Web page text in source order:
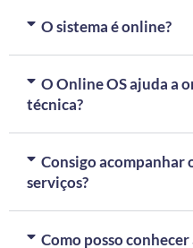
O sistema é online?
O Online OS ajuda a
técnica?
Consigo acompanhar
serviços?
Como posso